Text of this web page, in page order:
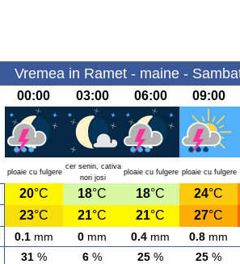
Vremea in Ramet - maine -
00:00 03:00 06:00 09:00
ploaie cu fulgere
cer senin, cativa
nori josi
ploaie cu fulgere ploaie cu fulgere
20°C 18°C 18°C 24°C
23°C 21°C 21°C 27°C
0.1 mm 0 mm 0.4 mm 0.8 mm
31 % 6 % 25 % 25 %